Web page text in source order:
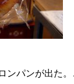
パンが出た